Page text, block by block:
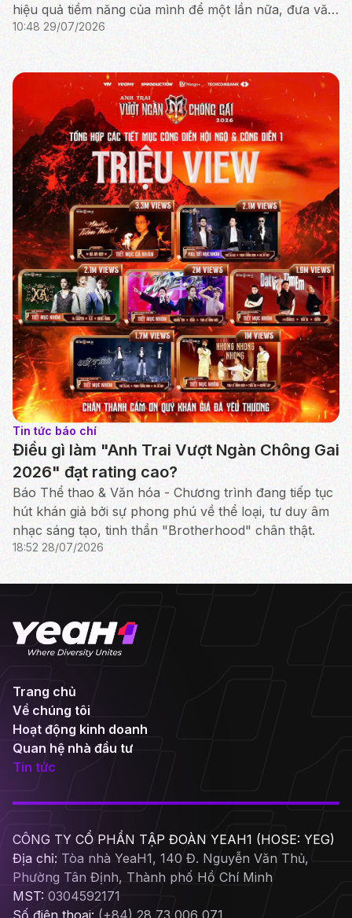
hiệu quả tiềm năng của mình để một lần nữa, đưa văn
hóa truyền thống tỏa sáng rực rỡ.
10:48 29/07/2026
Tin tức báo chí
Điều gì làm "Anh Trai Vượt Ngàn Chông Gai
2026" đạt rating cao?
Báo Thể thao & Văn hóa - Chương trình đang tiếp tục
hút khán giả bởi sự phong phú về thể loại, tư duy âm
nhạc sáng tạo, tinh thần "Brotherhood" chân thật.
18:52 28/07/2026
Trang chủ
Về chúng tôi
Hoạt động kinh doanh
Quan hệ nhà đầu tư
Tin tức
CÔNG TY CỔ PHẦN TẬP ĐOÀN YEAH1 (HOSE: YEG)
Địa chỉ: Tòa nhà YeaH1, 140 Đ. Nguyễn Văn Thủ,
Phường Tân Định, Thành phố Hồ Chí Minh
MST: 0304592171